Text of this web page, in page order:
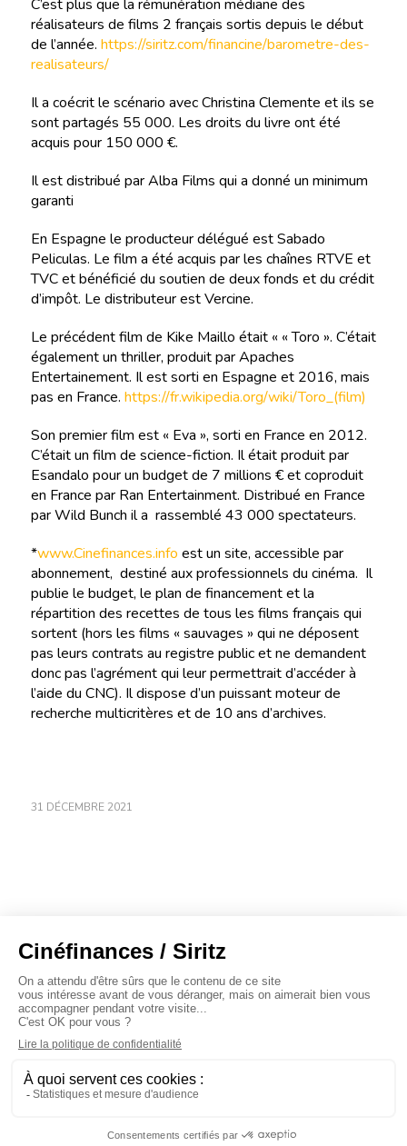
C’est plus que la rémunération médiane des
réalisateurs de films 2 français sortis depuis le début
de l’année. https://siritz.com/financine/barometre-des-
realisateurs/
Il a coécrit le scénario avec Christina Clemente et ils se
sont partagés 55 000. Les droits du livre ont été
acquis pour 150 000 €.
Il est distribué par Alba Films qui a donné un minimum
garanti
En Espagne le producteur délégué est Sabado
Peliculas. Le film a été acquis par les chaînes RTVE et
TVC et bénéficié du soutien de deux fonds et du crédit
d’impôt. Le distributeur est Vercine.
Le précédent film de Kike Maillo était « « Toro ». C’était
également un thriller, produit par Apaches
Entertainement. Il est sorti en Espagne et 2016, mais
pas en France. https://fr.wikipedia.org/wiki/Toro_(film)
Son premier film est « Eva », sorti en France en 2012.
C’était un film de science-fiction. Il était produit par
Esandalo pour un budget de 7 millions € et coproduit
en France par Ran Entertainment. Distribué en France
par Wild Bunch il a rassemblé 43 000 spectateurs.
*www.Cinefinances.info est un site, accessible par
abonnement, destiné aux professionnels du cinéma. Il
publie le budget, le plan de financement et la
répartition des recettes de tous les films français qui
sortent (hors les films « sauvages » qui ne déposent
pas leurs contrats au registre public et ne demandent
donc pas l’agrément qui leur permettrait d’accéder à
l’aide du CNC). Il dispose d’un puissant moteur de
recherche multicritères et de 10 ans d’archives.
31 DÉCEMBRE 2021
À propos
Baromètres
Cinéscoop
Éditorial
Le Carrefour
Siritz © 2020 -